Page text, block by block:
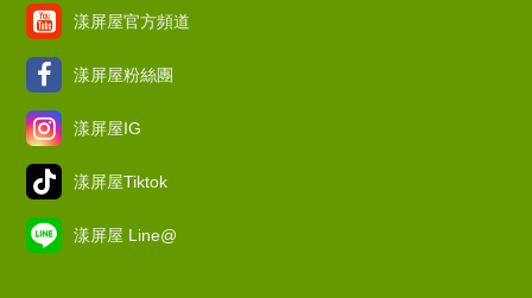
漾屏屋官方頻道
漾屏屋粉絲團
漾屏屋IG
漾屏屋Tiktok
漾屏屋 Line@